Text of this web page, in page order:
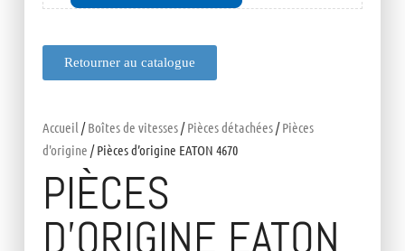
Retourner au catalogue
Accueil /Boîtes de vitesses/Pièces détachées/Pièces
d'origine / Pièces d’origine EATON 4670
PIÈCES
D’ORIGINE EATON